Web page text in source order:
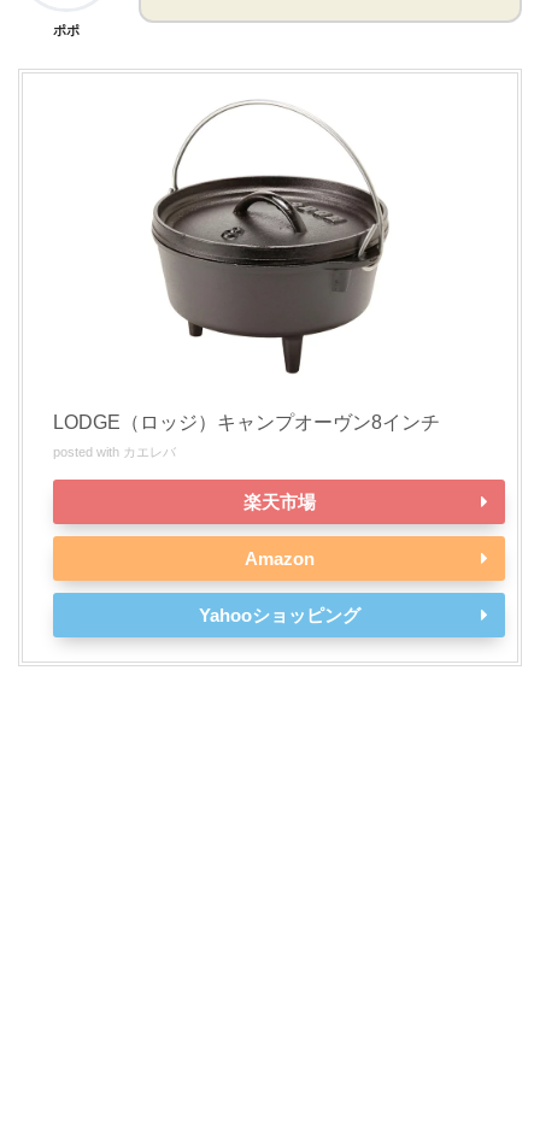
ポポ
LODGE（ロッジ）キャンプオーヴン8インチ
posted with カエレバ
楽天市場
Amazon
Yahooショッピング